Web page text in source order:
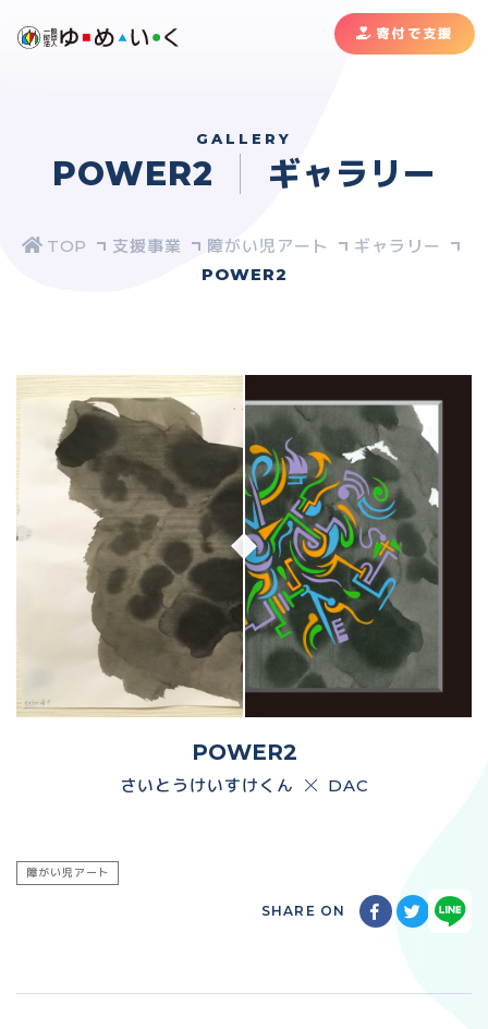
寄付で支援
GALLERY
POWER2 ギャラリー
支援事業 障がい児アート
ギャラリー
POWER2
POWER2
さいとうけいすけくん DAC
障がい児アート
SHARE ON